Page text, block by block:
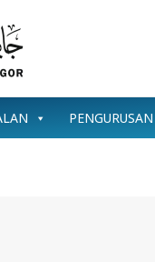
PENGURUSAN